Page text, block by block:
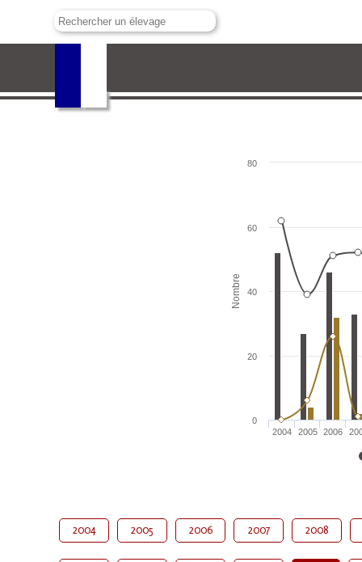
Nombre
2004 2005 2006
0
20
40
60
80
2004 2005 2006 2007 2008